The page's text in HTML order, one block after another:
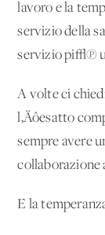
lavoro e la
servizio della
servizio pi√π
A volte ci
l‚Äôesatto
sempre avere
collaborazione
E la